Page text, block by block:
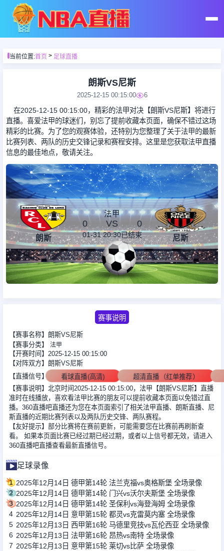
首页
篮球直播
足球录像
篮球录像
足球集锦
篮球集锦
足球新闻
篮球新闻
当前位置:首页> 足球直播
朗斯VS尼斯
2025-12-15 00:15:00 6
在2025-12-15 00:15:00，精彩的法甲对决【朗斯VS尼斯】将进行
直播。喜爱法甲的球迷们，别忘了提前收藏本页面，确保不错过这场
精彩的比赛。为了您的观赛体验，还特别为您整理了关于法甲的最新
比赛列表、两队的历史交锋记录和赛程安排。这里是您获取法甲直播
信息的最佳地点，敬请关注。
朗斯
法甲
0 VS 0
01-31 20:30已结束 尼斯
赛事说明
【赛事名称】朗斯VS尼斯
【赛事分类】 法甲
【开赛时间】2025-12-15 00:15:00
【对阵双方】朗斯VS尼斯
【直播信号】
看球直播(高清) 超清直播（红单推荐）
【赛事说明】北京时间2025-12-15 00:15:00，法甲【朗斯VS尼斯】直播
准时在线播放，喜欢看法甲比赛的朋友可以提前收藏本页面以免错过直
播。360直播吧直播还为您在本页面索引了相关法甲直播、朗斯直播、尼
斯直播的近期比赛列表以及两队历史交锋、两队赛程。
【友好提示】部分比赛将在赛前更新，可能需要您在比赛前再刷新查
看。 如果本页面比赛已经过期已经过期，或者以上信号都无效，请进入
360直播吧直播查看最新直播信号。
足球录像
1 2025年12月14日 德甲第14轮 法兰克福vs奥格斯堡 全场录像
2 2025年12月14日 德甲第14轮 门兴vs沃尔夫斯堡 全场录像
3 2025年12月14日 德甲第14轮 圣保利vs海登海姆 全场录像
4 2025年12月14日 意甲第15轮 都灵vs克雷莫内塞 全场录像
5 2025年12月13日 西甲第16轮 马德里竞技vs瓦伦西亚 全场录像
6 2025年12月13日 法甲第16轮 昂热vs南特 全场录像
7 2025年12月13日 意甲第15轮 莱切vs比萨 全场录像